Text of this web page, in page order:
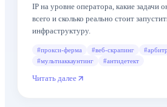
IP на уровне оператора, какие задачи
всего и сколько реально стоит
инфраструктуру.
#прокси-ферма #веб-скрапинг #
#мультиаккаунтинг #антидетект
Читать далее